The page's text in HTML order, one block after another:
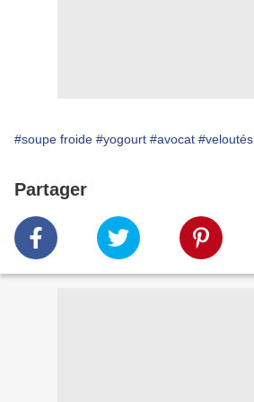
#soupe froide #yogourt #avocat #veloutés
Partager